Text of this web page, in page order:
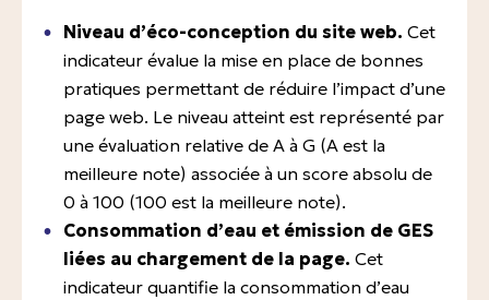
Niveau d’éco-conception du site web. Cet
indicateur évalue la mise en place de bonnes
pratiques permettant de réduire l’impact d’une
page web. Le niveau atteint est représenté par
une évaluation relative de A à G (A est la
meilleure note) associée à un score absolu de
0 à 100 (100 est la meilleure note).
Consommation d’eau et émission de GES
liées au chargement de la page. Cet
indicateur quantifie la consommation d’eau